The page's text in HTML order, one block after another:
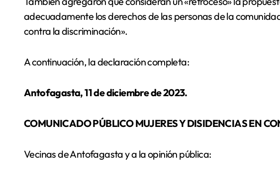
adecuadamente los derechos de las personas de la
contra la discriminación».
A continuación, la declaración completa:
Antofagasta, 11 de diciembre de 2023.
COMUNICADO PÚBLICO MUJERES Y DISIDENCIAS EN
Vecinas de Antofagasta y a la opinión pública: